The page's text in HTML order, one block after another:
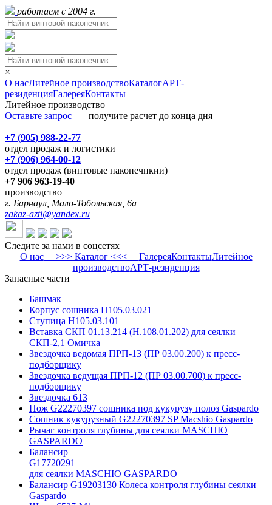
работаем с 2004 г.
×
О насЛитейное производствоКаталогАРТ-
резиденцияГалереяКонтакты
Литейное производство
Оставьте запрос получите расчет до конца дня
+7 (905) 988-22-77
отдел продаж и логистики
+7 (906) 964-00-12
отдел продаж (винтовые наконечнкии)
+7 906 963-19-40
производство
г. Барнаул, Мало-Тобольская, 6а
zakaz-aztl@yandex.ru
Следите за нами в соцсетях
О нас>>> Каталог <<< ГалереяКонтактыЛитейное
производствоАРТ-резиденция
Запасные части
Башмак
Корпус сошника Н105.03.021
Ступица Н105.03.101
Вставка СКП 01.13.214 (Н.108.01.202) для сеялки
СКП-2,1 Омичка
Звездочка ведомая ПРП-13 (ПР 03.00.200) к пресс-
подборщику
Звездочка ведущая ПРП-12 (ПР 03.00.700) к пресс-
подборщику
Звездочка 613
Нож G22270397 сошника под кукурузу полоз Gaspardo
Сошник кукурузный G22270397 SP Macshio Gaspardo
Рычаг контроля глубины для сеялки MASCHIO
GASPARDO
Балансир
G17720291
для сеялки MASCHIO GASPARDO
Балансир G19203130 Колеса контроля глубины сеялки
Gaspardo